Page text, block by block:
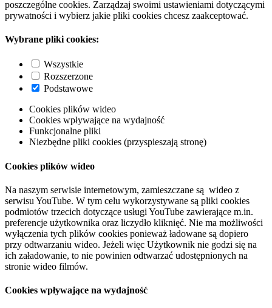
poszczególne cookies. Zarządzaj swoimi ustawieniami dotyczącymi
prywatności i wybierz jakie pliki cookies chcesz zaakceptować.
Wybrane pliki cookies:
Wszystkie
Rozszerzone
Podstawowe
Cookies plików wideo
Cookies wpływające na wydajność
Funkcjonalne pliki
Niezbędne pliki cookies (przyspieszają stronę)
Cookies plików wideo
Na naszym serwisie internetowym, zamieszczane są wideo z
serwisu YouTube. W tym celu wykorzystywane są pliki cookies
podmiotów trzecich dotyczące usługi YouTube zawierające m.in.
preferencje użytkownika oraz liczydło kliknięć. Nie ma możliwości
wyłączenia tych plików cookies ponieważ ładowane są dopiero
przy odtwarzaniu wideo. Jeżeli więc Użytkownik nie godzi się na
ich załadowanie, to nie powinien odtwarzać udostępnionych na
stronie wideo filmów.
Cookies wpływające na wydajność